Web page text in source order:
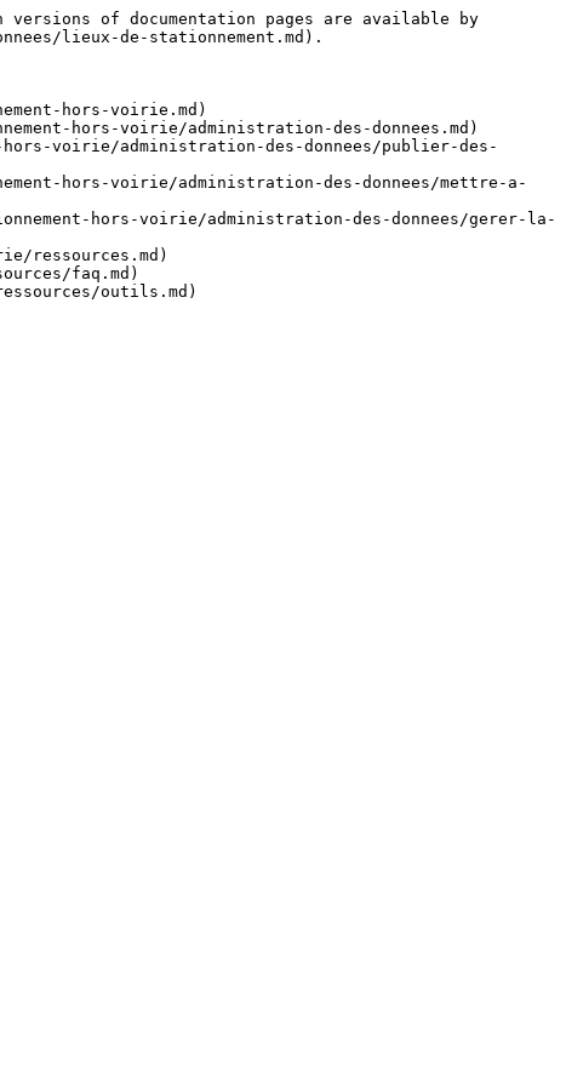
of documentation pages are available by
lieux-de-stationnement.md).
hors-voirie.md)
hors-voirie/administration-des-donnees.md)
voirie/administration-des-donnees/publier-des-
hors-voirie/administration-des-donnees/mettre-a-
hors-voirie/administration-des-donnees/gerer-la-
ressources.md)
faq.md)